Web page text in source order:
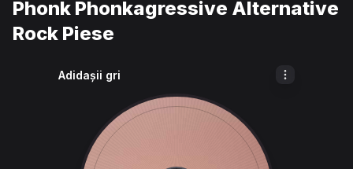
Phonk Phonkagressive Alternative
Rock Piese
Adidașii gri